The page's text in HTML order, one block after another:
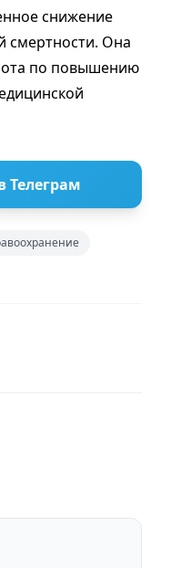
снижение
смертности. Она
по повышению
Телеграм